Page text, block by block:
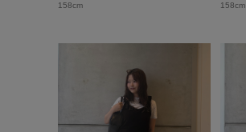
158cm 158cm